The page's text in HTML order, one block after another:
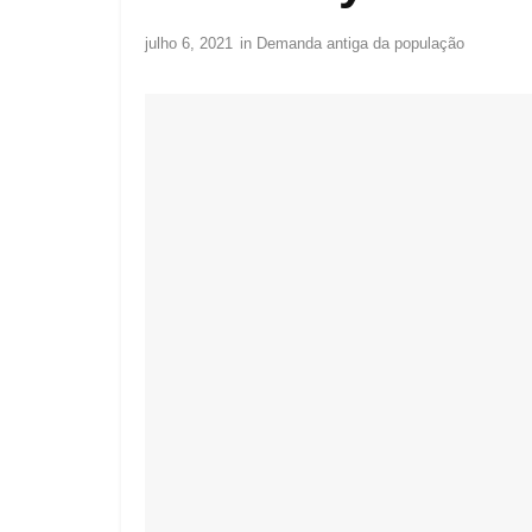
julho 6, 2021 in Demanda antiga da população